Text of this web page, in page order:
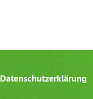
Datenschutzerklärung